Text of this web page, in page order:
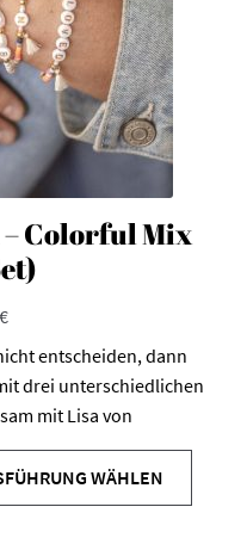
Colorful Mix
€
entscheiden, dann
drei unterschiedlichen
mit Lisa von
WÄHLEN